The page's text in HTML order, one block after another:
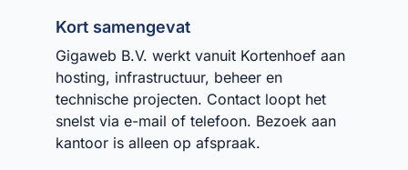
Kort samengevat
Gigaweb B.V. werkt vanuit Kortenhoef aan
hosting, infrastructuur, beheer en
technische projecten. Contact loopt het
snelst via e-mail of telefoon. Bezoek aan
kantoor is alleen op afspraak.